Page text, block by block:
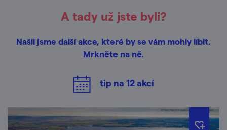
A tady už jste byli?
Našli jsme další akce, které by se vám mohly líbit.
Mrkněte na ně.
tip na 12akcí